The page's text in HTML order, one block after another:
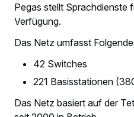
Pegas stellt
Verfügung.
Das Netz umfasst
42 Switches
221 Basisstationen
Das Netz basiert auf der